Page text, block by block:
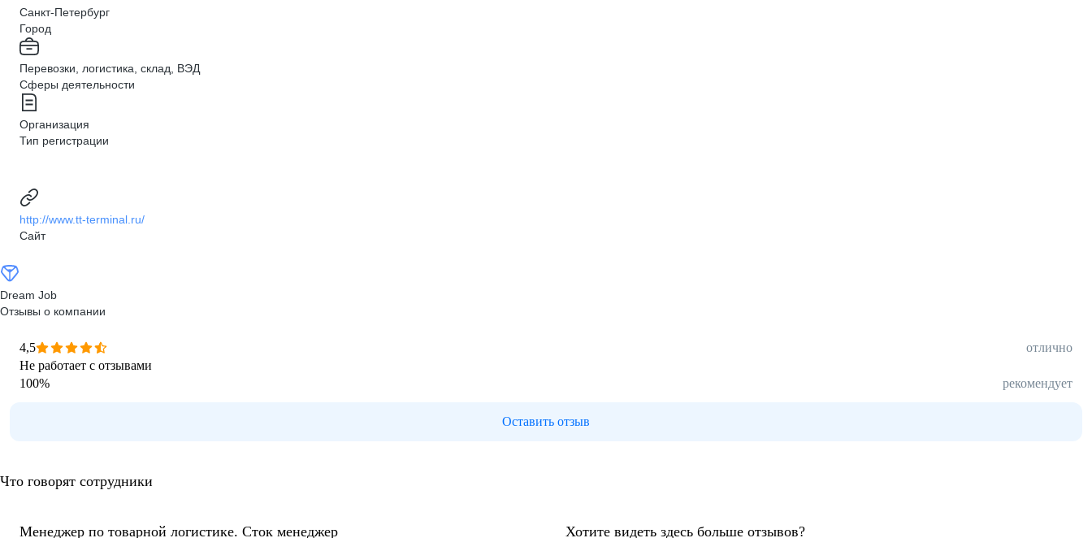
Санкт-Петербург
Город
Перевозки, логистика, склад, ВЭД
Сферы деятельности
Организация
Тип регистрации
http://www.tt-terminal.ru/
Сайт
Dream Job
Отзывы о компании
4,5
отлично
Не работает с отзывами
100% рекомендует
Оставить отзыв
Что говорят сотрудники
Менеджер по товарной логистике. Сток менеджер
Хотите видеть здесь больше отзывов?